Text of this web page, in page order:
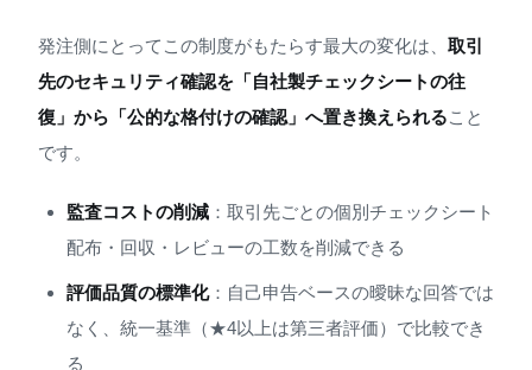
発注側にとってこの制度がもたらす最大の変化は、 取引
先のセキュリティ確認を「自社製チェックシートの往
復」から「公的な格付けの確認」へ置き換えられること
です。
監査コストの削減 ：取引先ごとの個別チェックシート
配布・回収・レビューの工数を削減できる
評価品質の標準化：自己申告ベースの曖昧な回答では
なく、統一基準（★4以上は第三者評価）で比較でき
る